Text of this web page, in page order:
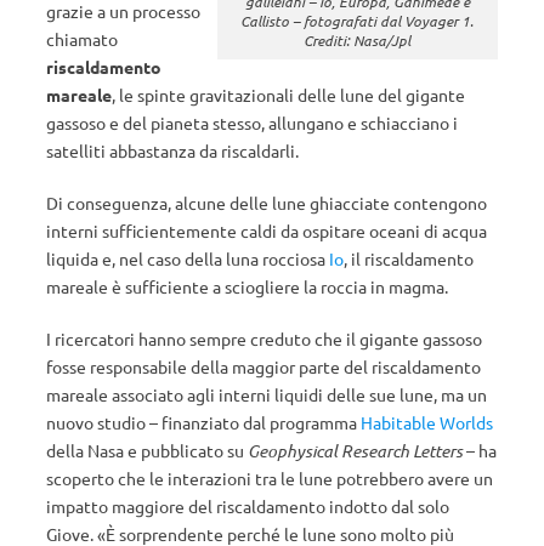
Callisto – fotografati dal Voyager 1.
Crediti: Nasa/Jpl
grazie a un processo
chiamato
riscaldamento
mareale, le spinte gravitazionali delle lune del gigante
gassoso e del pianeta stesso, allungano e schiacciano i
satelliti abbastanza da riscaldarli.
Di conseguenza, alcune delle lune ghiacciate contengono
interni sufficientemente caldi da ospitare oceani di acqua
liquida e, nel caso della luna rocciosa Io, il riscaldamento
mareale è sufficiente a sciogliere la roccia in magma.
I ricercatori hanno sempre creduto che il gigante gassoso
fosse responsabile della maggior parte del riscaldamento
mareale associato agli interni liquidi delle sue lune, ma un
nuovo studio – finanziato dal programma Habitable Worlds
della Nasa e pubblicato su Geophysical Research Letters– ha
scoperto che le interazioni tra le lune potrebbero avere un
impatto maggiore del riscaldamento indotto dal solo
Giove. «È sorprendente perché le lune sono molto più